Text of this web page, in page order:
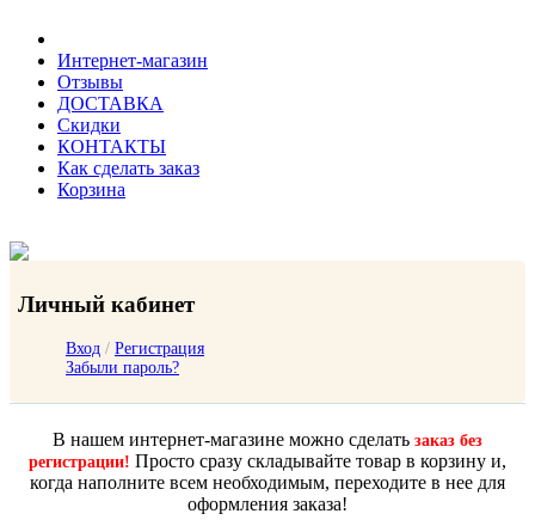
Интернет-магазин
Отзывы
ДОСТАВКА
Скидки
КОНТАКТЫ
Как сделать заказ
Корзина
Личный кабинет
Вход / Регистрация
Забыли пароль?
В нашем интернет-магазине можно сделать заказ без
регистрации! Просто сразу складывайте товар в корзину и,
когда наполните всем необходимым, переходите в нее для
оформления заказа!